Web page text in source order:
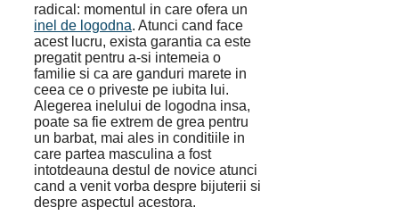
radical: momentul in care ofera un
inel de logodna. Atunci cand face
acest lucru, exista garantia ca este
pregatit pentru a-si intemeia o
familie si ca are ganduri marete in
ceea ce o priveste pe iubita lui.
Alegerea inelului de logodna insa,
poate sa fie extrem de grea pentru
un barbat, mai ales in conditiile in
care partea masculina a fost
intotdeauna destul de novice atunci
cand a venit vorba despre bijuterii si
despre aspectul acestora.